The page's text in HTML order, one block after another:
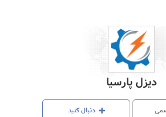
دیزل پارسیا
دنبال کنید